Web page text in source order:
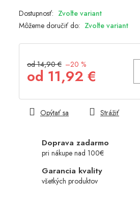
Zvoľte variant
Môžeme doručiť do: Zvoľte variant
od 14,90 € –20 %
od 11,92 €
cena:
Doprava zadarmo
pri nákupe nad 100€
Garancia kvality
všetkých produktov
Opýtať sa Strážiť